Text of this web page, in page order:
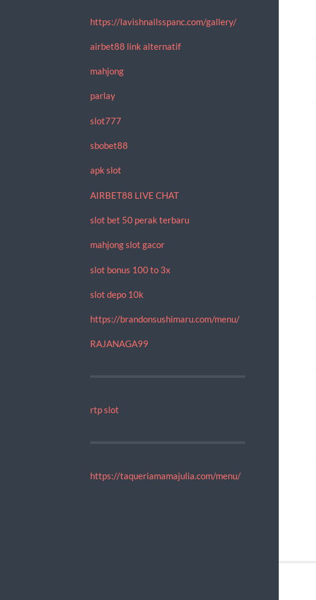
https://lavishnailsspanc.com/gallery/
airbet88 link alternatif
mahjong
parlay
slot777
sbobet88
apk slot
AIRBET88 LIVE CHAT
slot bet 50 perak terbaru
mahjong slot gacor
slot bonus 100 to 3x
slot depo 10k
https://brandonsushimaru.com/menu/
RAJANAGA99
rtp slot
https://taqueriamamajulia.com/menu/